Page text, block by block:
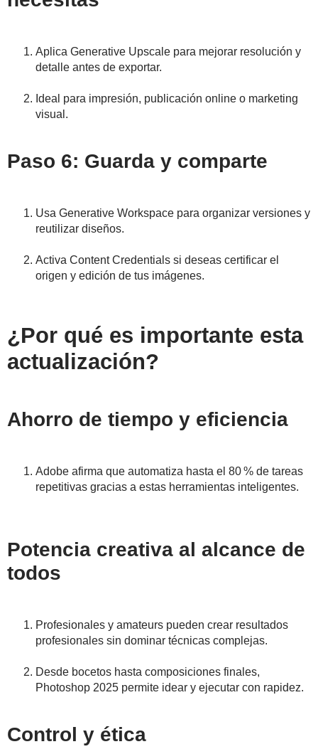
Aplica Generative Upscale para mejorar resolución y
detalle antes de exportar.
Ideal para impresión, publicación online o marketing
visual.
Paso 6: Guarda y comparte
Usa Generative Workspace para organizar versiones y
reutilizar diseños.
Activa Content Credentials si deseas certificar el
origen y edición de tus imágenes.
¿Por qué es importante esta
actualización?
Ahorro de tiempo y eficiencia
Adobe afirma que automatiza hasta el 80 % de tareas
repetitivas gracias a estas herramientas inteligentes.
Potencia creativa al alcance de
todos
Profesionales y amateurs pueden crear resultados
profesionales sin dominar técnicas complejas.
Desde bocetos hasta composiciones finales,
Photoshop 2025 permite idear y ejecutar con rapidez.
Control y ética